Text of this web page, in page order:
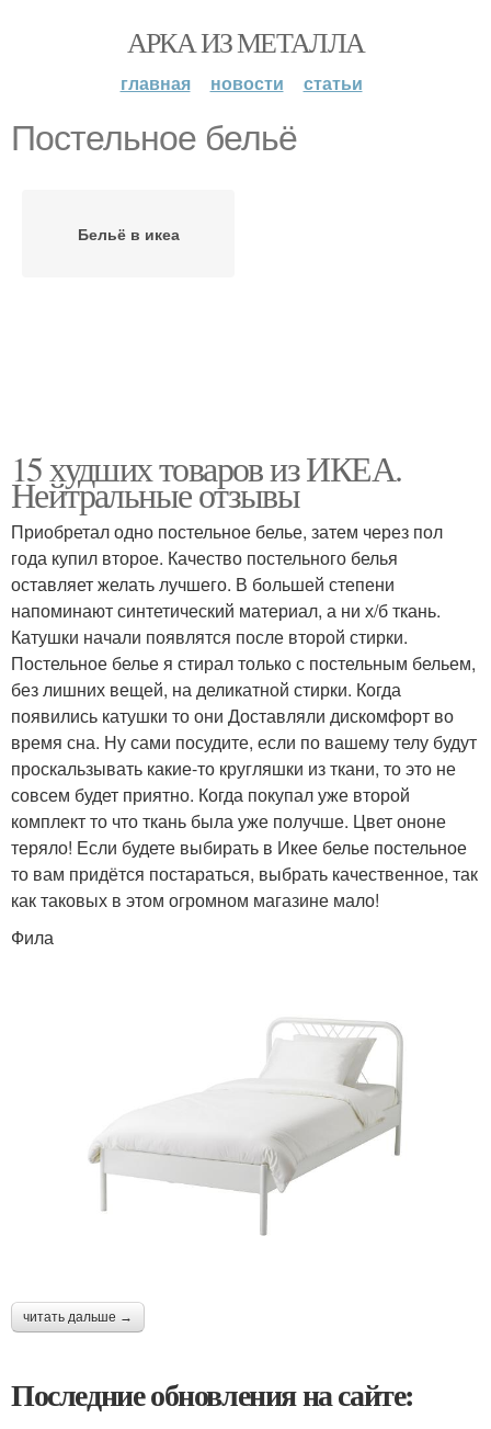
АРКА ИЗ МЕТАЛЛА
главная новости статьи
Постельное бельё
Бельё в икеа
15 худших товаров из ИКЕА.
Нейтральные отзывы
Приобретал одно постельное белье, затем через пол
года купил второе. Качество постельного белья
оставляет желать лучшего. В большей степени
напоминают синтетический материал, а ни х/б ткань.
Катушки начали появлятся после второй стирки.
Постельное белье я стирал только с постельным бельем,
без лишних вещей, на деликатной стирки. Когда
появились катушки то они Доставляли дискомфорт во
время сна. Ну сами посудите, если по вашему телу будут
проскальзывать какие-то кругляшки из ткани, то это не
совсем будет приятно. Когда покупал уже второй
комплект то что ткань была уже получше. Цвет ононе
теряло! Если будете выбирать в Икее белье постельное
то вам придётся постараться, выбрать качественное, так
как таковых в этом огромном магазине мало!
Фила
читать дальше →
Последние обновления на сайте: